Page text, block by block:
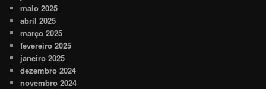
maio 2025
abril 2025
março 2025
fevereiro 2025
janeiro 2025
dezembro 2024
novembro 2024